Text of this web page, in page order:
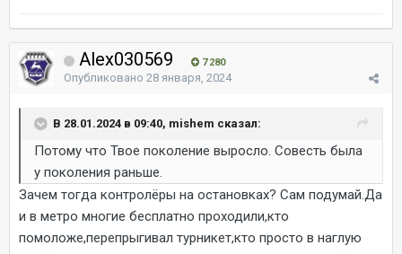
Alex030569 7 280
Опубликовано 28 января, 2024
В 28.01.2024 в 09:40, mishem сказал:
Потому что Твое поколение выросло. Совесть была
у поколения раньше.
Зачем тогда контролёры на остановках? Сам подумай.Да
и в метро многие бесплатно проходили,кто
помоложе,перепрыгивал турникет,кто просто в наглую